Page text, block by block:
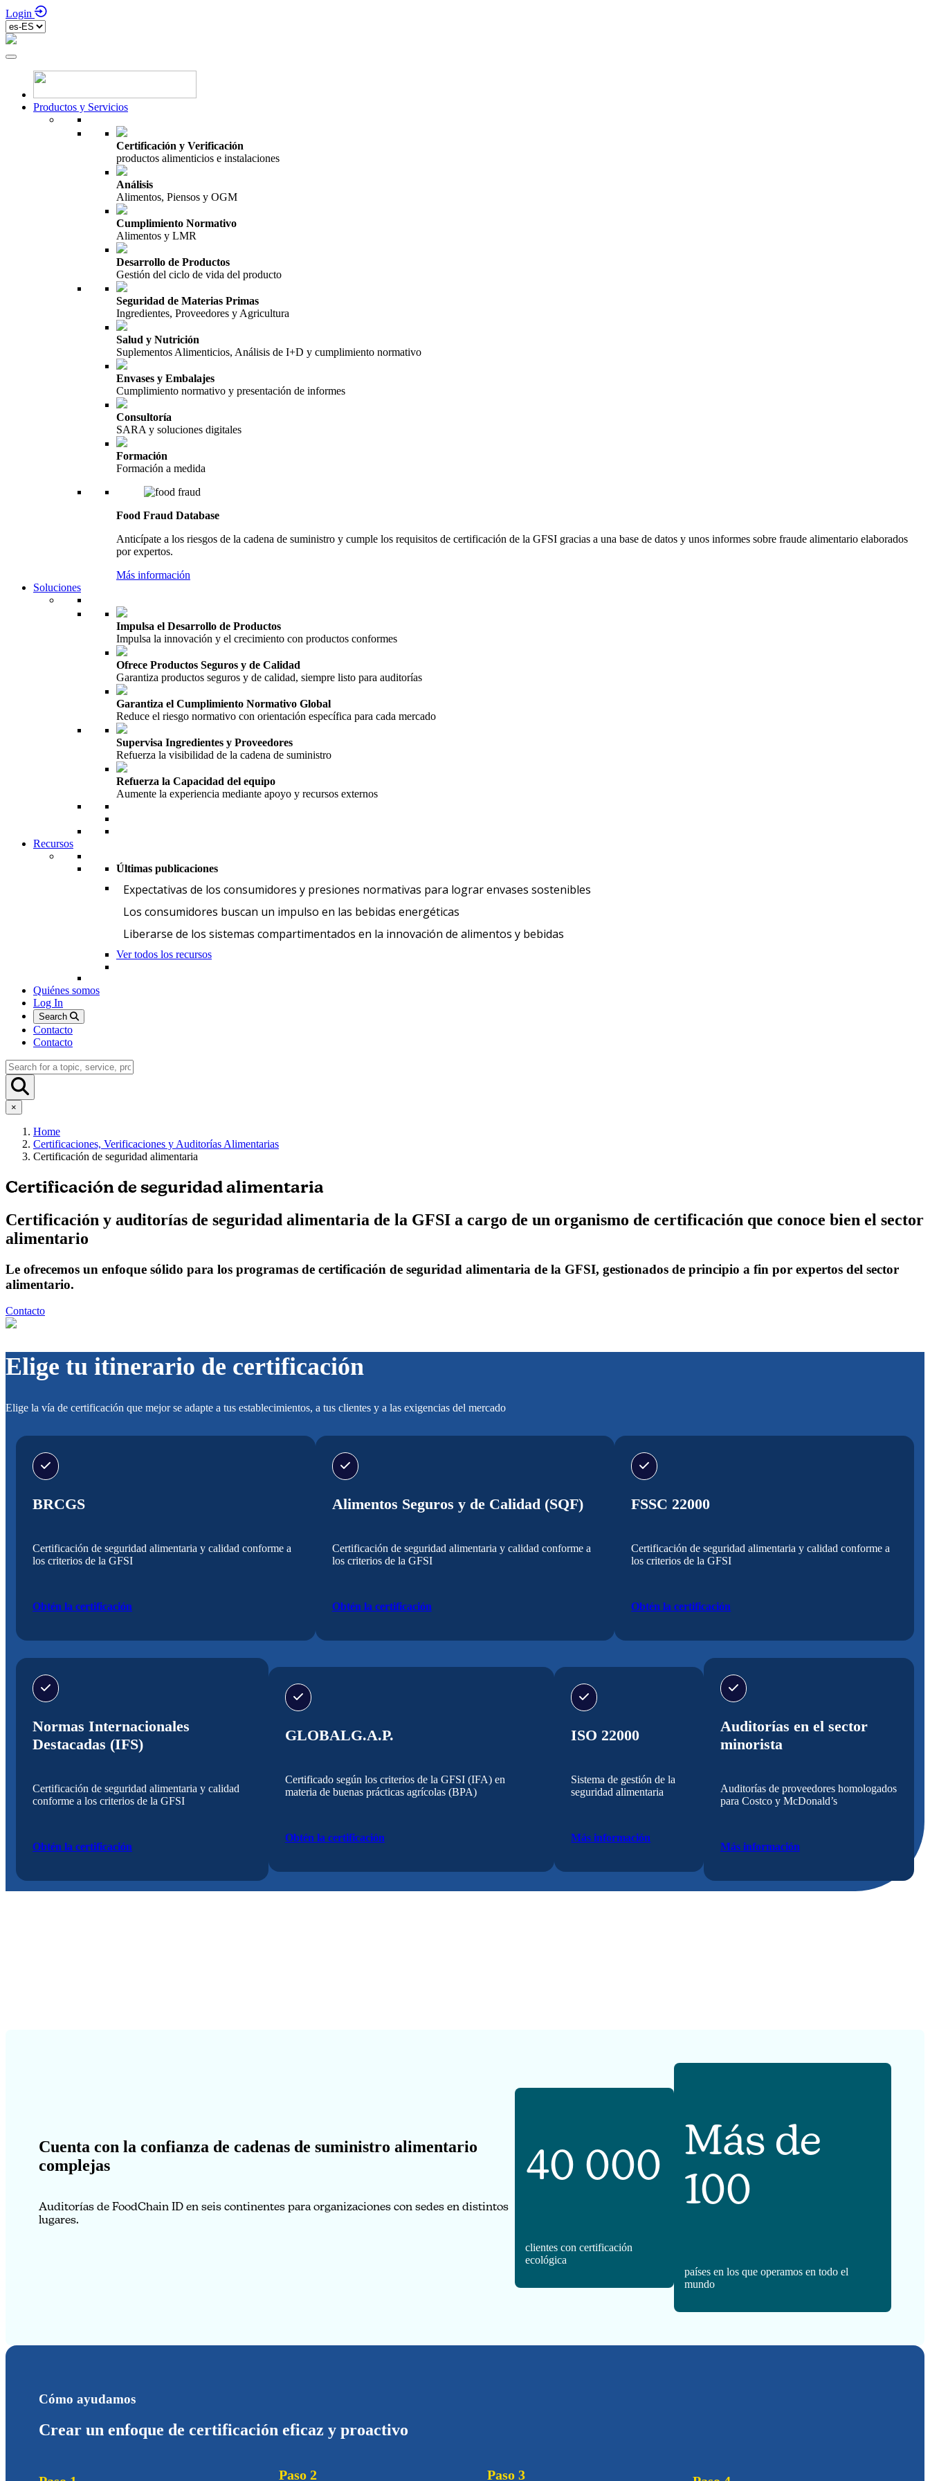
Login
Productos y Servicios
Certificación y Verificación
productos alimenticios e instalaciones
Análisis
Alimentos, Piensos y OGM
Cumplimiento Normativo
Alimentos y LMR
Desarrollo de Productos
Gestión del ciclo de vida del producto
Seguridad de Materias Primas
Ingredientes, Proveedores y Agricultura
Salud y Nutrición
Suplementos Alimenticios, Análisis de I+D y cumplimiento normativo
Envases y Embalajes
Cumplimiento normativo y presentación de informes
Consultoría
SARA y soluciones digitales
Formación
Formación a medida
Food Fraud Database
Anticípate a los riesgos de la cadena de suministro y cumple los requisitos de certificación de la GFSI gracias a una base de datos y unos informes sobre fraude alimentario elaborados
por expertos.
Más información
Soluciones
Impulsa el Desarrollo de Productos
Impulsa la innovación y el crecimiento con productos conformes
Ofrece Productos Seguros y de Calidad
Garantiza productos seguros y de calidad, siempre listo para auditorías
Garantiza el Cumplimiento Normativo Global
Reduce el riesgo normativo con orientación específica para cada mercado
Supervisa Ingredientes y Proveedores
Refuerza la visibilidad de la cadena de suministro
Refuerza la Capacidad del equipo
Aumente la experiencia mediante apoyo y recursos externos
Recursos
Últimas publicaciones
Expectativas de los consumidores y presiones normativas para lograr envases sostenibles
Los consumidores buscan un impulso en las bebidas energéticas
Liberarse de los sistemas compartimentados en la innovación de alimentos y bebidas
Ver todos los recursos
Quiénes somos
Log In
Search
Contacto
Contacto
×
Home
Certificaciones, Verificaciones y Auditorías Alimentarias
Certificación de seguridad alimentaria
Certificación de seguridad alimentaria
Certificación y auditorías de seguridad alimentaria de la GFSI a cargo de un organismo de certificación que conoce bien el sector
alimentario
Le ofrecemos un enfoque sólido para los programas de certificación de seguridad alimentaria de la GFSI, gestionados de principio a fin por expertos del sector
alimentario.
Contacto
Elige tu itinerario de certificación
Elige la vía de certificación que mejor se adapte a tus establecimientos, a tus clientes y a las exigencias del mercado
BRCGS
Certificación de seguridad alimentaria y calidad conforme a
los criterios de la GFSI
Obtén la certificación
Alimentos Seguros y de Calidad (SQF)
Certificación de seguridad alimentaria y calidad conforme a
los criterios de la GFSI
Obtén la certificación
FSSC 22000
Certificación de seguridad alimentaria y calidad conforme a
los criterios de la GFSI
Obtén la certificación
Normas Internacionales
Destacadas (IFS)
Certificación de seguridad alimentaria y calidad
conforme a los criterios de la GFSI
Obtén la certificación
GLOBALG.A.P.
Certificado según los criterios de la GFSI (IFA) en
materia de buenas prácticas agrícolas (BPA)
Obtén la certificación
ISO 22000
Sistema de gestión de la
seguridad alimentaria
Más información
Auditorías en el sector
minorista
Auditorías de proveedores homologados
para Costco y McDonald’s
Más información
Cuenta con la confianza de cadenas de suministro alimentario
complejas
Auditorías de FoodChain ID en seis continentes para organizaciones con sedes en distintos
lugares.
40 000
clientes con certificación
ecológica
Más de
100
países en los que operamos en todo el
mundo
Cómo ayudamos
Crear un enfoque de certificación eficaz y proactivo
Paso 2 Paso 3